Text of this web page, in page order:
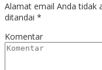
Alamat email Anda tidak
ditandai *
Komentar